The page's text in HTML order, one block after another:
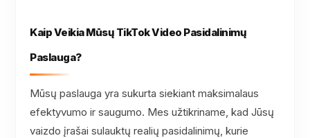
Kaip Veikia Mūsų TikTok Video Pasidalinimų
Paslauga?
Mūsų paslauga yra sukurta siekiant maksimalaus
efektyvumo ir saugumo. Mes užtikriname, kad Jūsų
vaizdo įrašai sulauktų realių pasidalinimų, kurie